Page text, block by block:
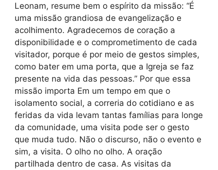
Leonam, resume bem o espírito da missão: “É
uma missão grandiosa de evangelização e
acolhimento. Agradecemos de coração a
disponibilidade e o comprometimento de cada
visitador, porque é por meio de gestos simples,
como bater em uma porta, que a Igreja se faz
presente na vida das pessoas.” Por que essa
missão importa Em um tempo em que o
isolamento social, a correria do cotidiano e as
feridas da vida levam tantas famílias para longe
da comunidade, uma visita pode ser o gesto
que muda tudo. Não o discurso, não o evento e
sim, a visita. O olho no olho. A oração
partilhada dentro de casa. As visitas da